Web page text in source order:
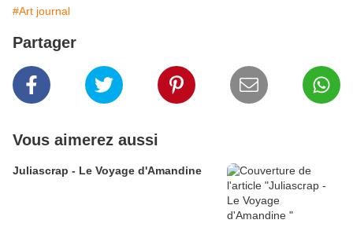
#Art journal
Partager
Vous aimerez aussi
Juliascrap - Le Voyage d'Amandine